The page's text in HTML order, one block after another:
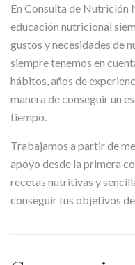
En Consulta de Nutrición
educación nutricional
gustos y necesidades de
siempre tenemos en
hábitos, años de
manera de conseguir un
tiempo.
Trabajamos a partir de
apoyo desde la primera
recetas nutritivas y
conseguir tus objetivos